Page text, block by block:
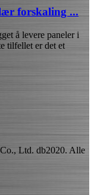
forskaling ...
å levere paneler i
tilfellet er det et
Ltd. db2020. Alle